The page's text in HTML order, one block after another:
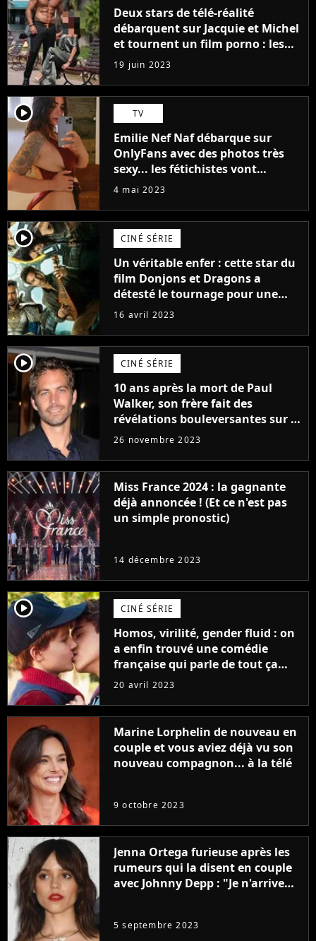
Deux stars de télé-réalité
débarquent sur Jacquie et Michel
et tournent un film porno : les
premières images du tournage
(exclu)
19 juin 2023
player2 TV
Emilie Nef Naf débarque sur
OnlyFans avec des photos très
sexy... les fétichistes vont
prendre leur pied !
4 mai 2023
player2 CINÉ SÉRIE
Un véritable enfer : cette star du
film Donjons et Dragons a
détesté le tournage pour une
raison très spéciale
16 avril 2023
player2 CINÉ SÉRIE
10 ans après la mort de Paul
Walker, son frère fait des
révélations bouleversantes sur la
réaction des acteurs de Fast and
26 novembre 2023
Miss France 2024 : la gagnante
déjà annoncée ! (Et ce n'est pas
un simple pronostic)
14 décembre 2023
player2 CINÉ SÉRIE
Homos, virilité, gender fluid : on
a enfin trouvé une comédie
française qui parle de tout ça
sans être super ringarde
20 avril 2023
Marine Lorphelin de nouveau en
couple et vous aviez déjà vu son
nouveau compagnon... à la télé
9 octobre 2023
Jenna Ortega furieuse après les
rumeurs qui la disent en couple
avec Johnny Depp : "Je n'arrive
5 septembre 2023